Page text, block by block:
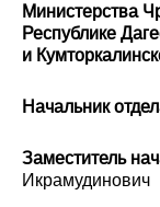
Министерства
Республике
и
Начальник
Заместитель
Икрамудинович